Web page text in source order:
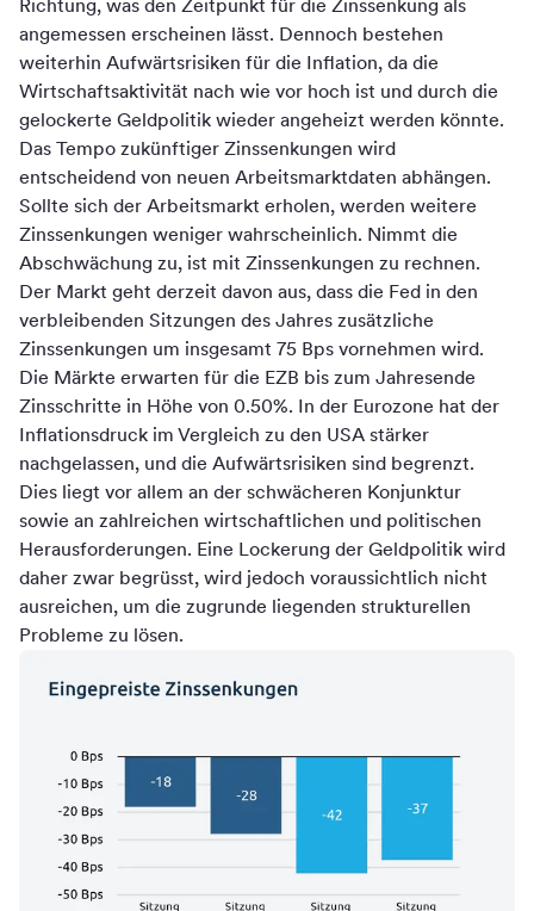
Richtung, was den Zeitpunkt für die Zinssenkung als
angemessen erscheinen lässt. Dennoch bestehen
weiterhin Aufwärtsrisiken für die Inflation, da die
Wirtschaftsaktivität nach wie vor hoch ist und durch die
gelockerte Geldpolitik wieder angeheizt werden könnte.
Das Tempo zukünftiger Zinssenkungen wird
entscheidend von neuen Arbeitsmarktdaten abhängen.
Sollte sich der Arbeitsmarkt erholen, werden weitere
Zinssenkungen weniger wahrscheinlich. Nimmt die
Abschwächung zu, ist mit Zinssenkungen zu rechnen.
Der Markt geht derzeit davon aus, dass die Fed in den
verbleibenden Sitzungen des Jahres zusätzliche
Zinssenkungen um insgesamt 75 Bps vornehmen wird.
Die Märkte erwarten für die EZB bis zum Jahresende
Zinsschritte in Höhe von 0.50%. In der Eurozone hat der
Inflationsdruck im Vergleich zu den USA stärker
nachgelassen, und die Aufwärtsrisiken sind begrenzt.
Dies liegt vor allem an der schwächeren Konjunktur
sowie an zahlreichen wirtschaftlichen und politischen
Herausforderungen. Eine Lockerung der Geldpolitik wird
daher zwar begrüsst, wird jedoch voraussichtlich nicht
ausreichen, um die zugrunde liegenden strukturellen
Probleme zu lösen.